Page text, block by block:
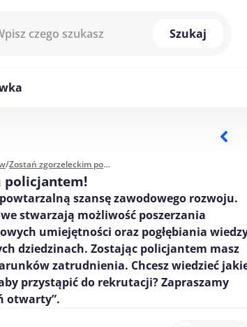
Szukaj
/ Zostań zgorzeleckim policjantem!
policjantem!
szansę zawodowego rozwoju.
stwarzają możliwość poszerzania
umiejętności oraz pogłębiania
dziedzinach. Zostając policjantem masz
zatrudnienia. Chcesz wiedzieć
przystąpić do rekrutacji? Zapraszamy
otwarty”.